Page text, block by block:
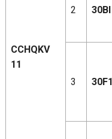
CCHQKV
11
2 30BI
3 30F1